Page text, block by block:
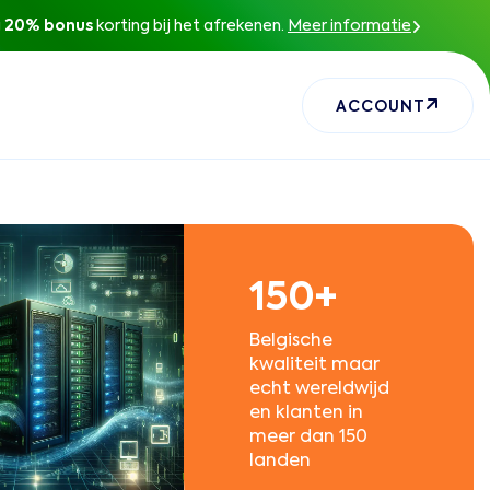
20% bonus korting bij het afrekenen. Meer informatie
ACCOUNT
150+
Belgische
kwaliteit maar
echt wereldwijd
en klanten in
meer dan 150
landen